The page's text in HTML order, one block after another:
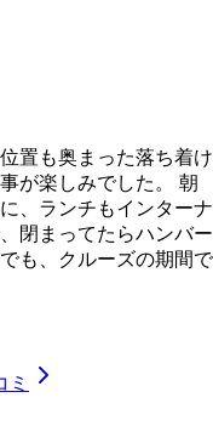
置も奥まった落ち着け
が楽しみでした。 朝
、ランチもインターナ
閉まってたらハンバー
も、クルーズの期間で
ミ